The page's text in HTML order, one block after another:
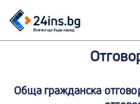
Обща гражданска